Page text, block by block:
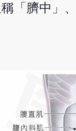
「臍中」